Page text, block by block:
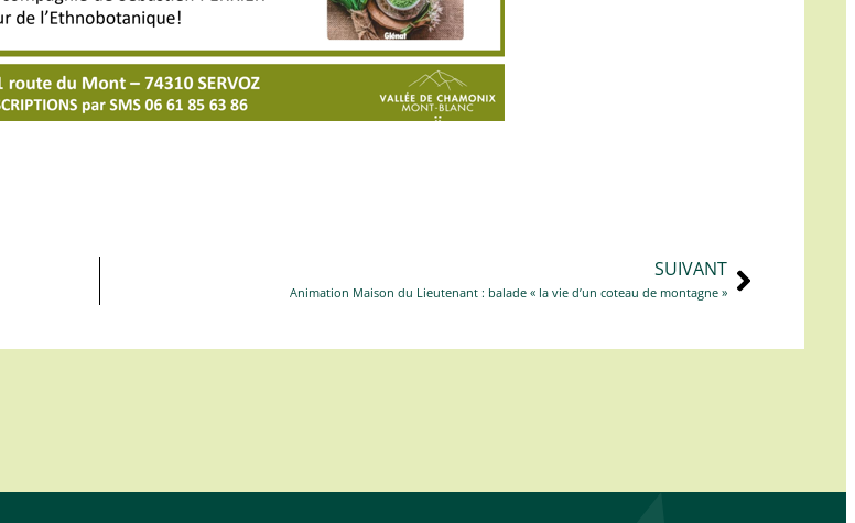
SUIVANT
Animation Maison du Lieutenant : balade « la vie d’un coteau de montagne »